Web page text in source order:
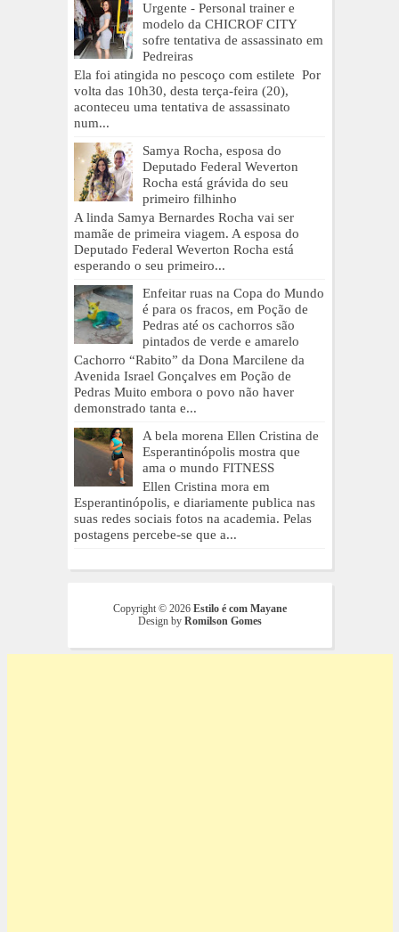
Urgente - Personal trainer e
modelo da CHICROF CITY
sofre tentativa de assassinato em
Pedreiras
Ela foi atingida no pescoço com estilete Por
volta das 10h30, desta terça-feira (20),
aconteceu uma tentativa de assassinato
num...
Samya Rocha, esposa do
Deputado Federal Weverton
Rocha está grávida do seu
primeiro filhinho
A linda Samya Bernardes Rocha vai ser
mamãe de primeira viagem. A esposa do
Deputado Federal Weverton Rocha está
esperando o seu primeiro...
Enfeitar ruas na Copa do Mundo
é para os fracos, em Poção de
Pedras até os cachorros são
pintados de verde e amarelo
Cachorro “Rabito” da Dona Marcilene da
Avenida Israel Gonçalves em Poção de
Pedras Muito embora o povo não haver
demonstrado tanta e...
A bela morena Ellen Cristina de
Esperantinópolis mostra que
ama o mundo FITNESS
Ellen Cristina mora em
Esperantinópolis, e diariamente publica nas
suas redes sociais fotos na academia. Pelas
postagens percebe-se que a...
Copyright © 2026 Estilo é com Mayane
Design by Romilson Gomes